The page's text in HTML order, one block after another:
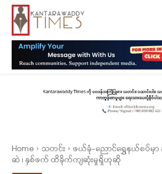
Home သတင်း
ဖယ်ခုံ-ညောင်ရွှေနယ်စပ်မှာ
ဆဲ ၊ နှစ်ဖက် ထိခိုက်ကျဆုံးမှုရှိဟုဆို